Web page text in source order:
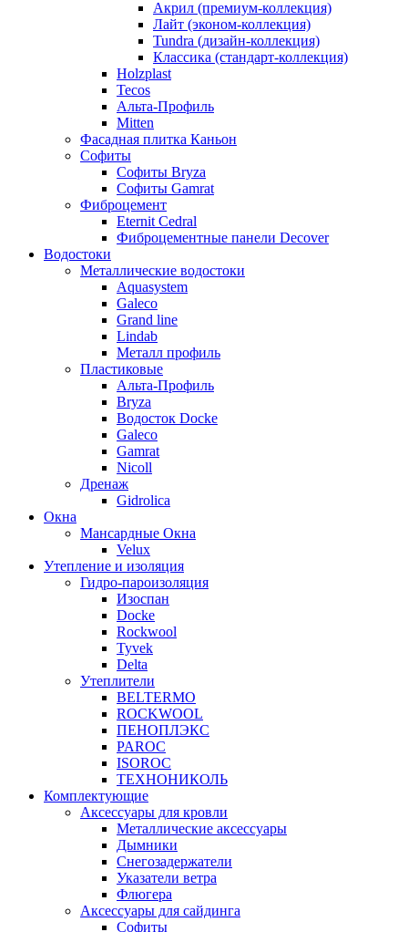
Акрил (премиум-коллекция)
Лайт (эконом-коллекция)
Tundra (дизайн-коллекция)
Классика (стандарт-коллекция)
Holzplast
Tecos
Альта-Профиль
Mitten
Фасадная плитка Каньон
Софиты
Софиты Bryza
Софиты Gamrat
Фиброцемент
Eternit Cedral
Фиброцементные панели Decover
Водостоки
Металлические водостоки
Aquasystem
Galeco
Grand line
Lindab
Металл профиль
Пластиковые
Альта-Профиль
Bryza
Водосток Docke
Galeco
Gamrat
Nicoll
Дренаж
Gidrolica
Окна
Мансардные Окна
Velux
Утепление и изоляция
Гидро-пароизоляция
Изоспан
Docke
Rockwool
Tyvek
Delta
Утеплители
BELTERMO
ROCKWOOL
ПЕНОПЛЭКС
PAROC
ISOROC
ТЕХНОНИКОЛЬ
Комплектующие
Аксессуары для кровли
Металлические аксессуары
Дымники
Снегозадержатели
Указатели ветра
Флюгера
Аксессуары для сайдинга
Софиты